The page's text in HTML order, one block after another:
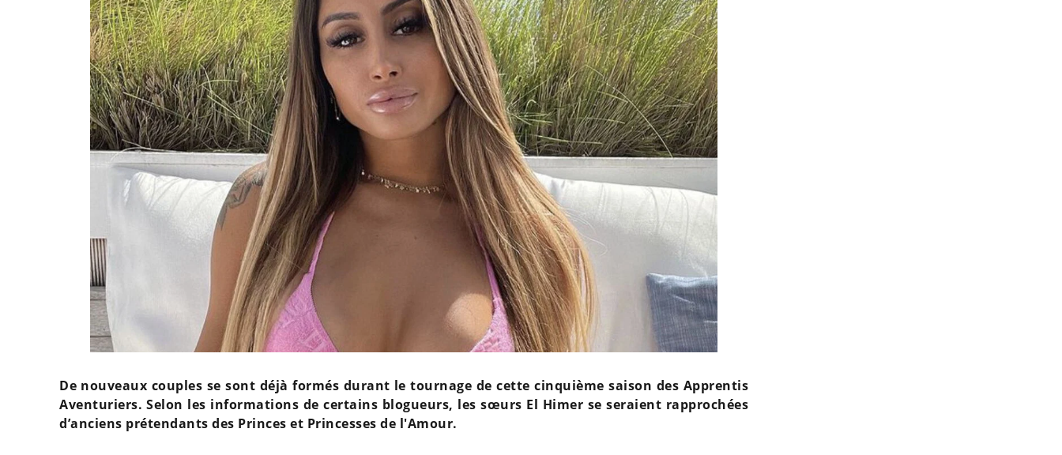
De nouveaux couples se sont déjà formés durant le tournage de cette cinquième saison des Apprentis
Aventuriers. Selon les informations de certains blogueurs, les sœurs El Himer se seraient rapprochées
d’anciens prétendants des Princes et Princesses de l'Amour.